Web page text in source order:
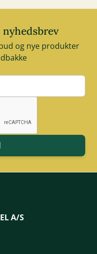
og nye produkter
A/S